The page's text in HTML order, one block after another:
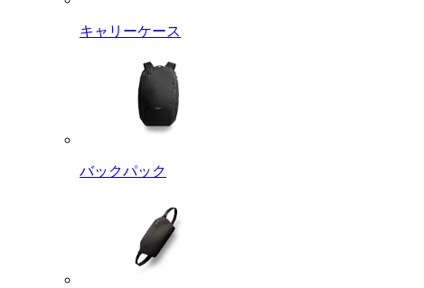
キャリーケース
バックパック